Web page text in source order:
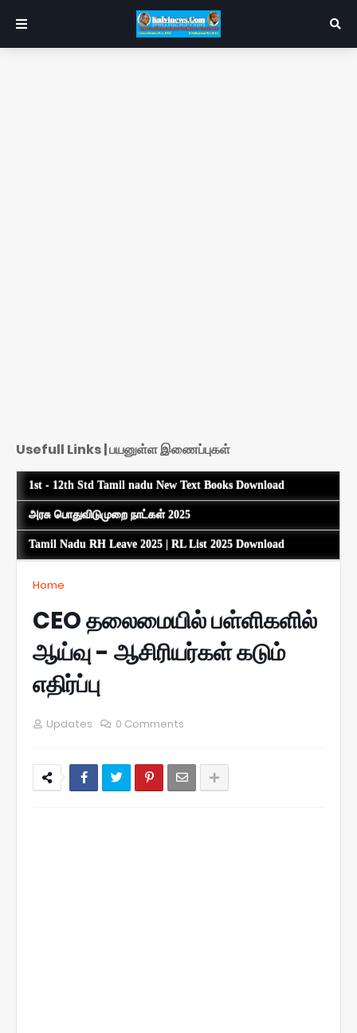
Usefull Links | பயனுள்ள இணைப்புகள்
1st - 12th Std Tamil nadu New Text Books Download
அரசு பொதுவிடுமுறை நாட்கள் 2025
Tamil Nadu RH Leave 2025 | RL List 2025 Download
Home
CEO தலைமையில் பள்ளிகளில்
ஆய்வு - ஆசிரியர்கள் கடும்
எதிர்ப்பு
Updates 0 Comments